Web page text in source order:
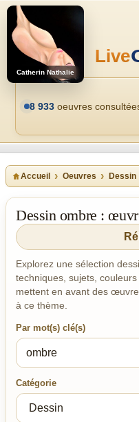
Catherin Nathalie
8 933 oeuvres
Accueil Oeuvres Dessin
Dessin ombre :
Explorez une sélection
techniques, sujets,
mettent en avant des
à ce thème.
Par mot(s) clé(s)
Catégorie